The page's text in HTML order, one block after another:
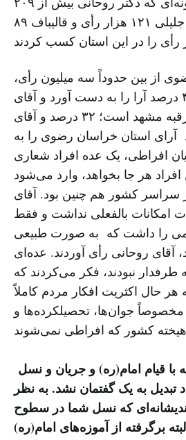
هزار رأی و آقایان جلیلی ۱۲۱ هزار رأی و قالیباف ۸۹
از بین حدوداً سه میلیون رأی،
دکتر روحانی ۴۳ درصد آرا را به دست آورد و آقای
قالیباف که اهل طرقبه مشهد است؛ ۳۲ درصد و آقای
۱۳ درصد آرای استان خراسان رضوی را به
افراطی، یک عده افراد شعاری
افراد هر جا بخواهد، وارد می‌شود
سراسر کشور هم چنین بود. آقای
امکانات بالفعلی نداشت و فقط
را داشت که به صورت طبیعی
آقای روحانی رأی آوردند. عده‌ای
طرفدار نبودند، فکر می‌کردند که
هر حال اکثریت افکار مردم کاملاً
جوان‌ها، تحصیلکرده‌ها و
تبدیل به یک گفتمان نشد. به نظر
که نسل شما در سطوح
برگرفته از آموزه‌های امام(ره)